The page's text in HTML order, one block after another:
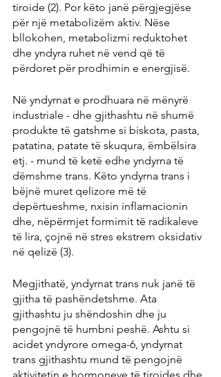
tiroide (2). Por këto janë përgjegjëse
për një metabolizëm aktiv. Nëse
bllokohen, metabolizmi reduktohet
dhe yndyra ruhet në vend që të
përdoret për prodhimin e energjisë.
Në yndyrnat e prodhuara në mënyrë
industriale - dhe gjithashtu në shumë
produkte të gatshme si biskota, pasta,
patatina, patate të skuqura, ëmbëlsira
etj. - mund të ketë edhe yndyrna të
dëmshme trans. Këto yndyrna trans i
bëjnë muret qelizore më të
depërtueshme, nxisin inflamacionin
dhe, nëpërmjet formimit të radikaleve
të lira, çojnë në stres ekstrem oksidativ
në qelizë (3).
Megjithatë, yndyrnat trans nuk janë të
gjitha të pashëndetshme. Ata
gjithashtu ju shëndoshin dhe ju
pengojnë të humbni peshë. Ashtu si
acidet yndyrore omega-6, yndyrnat
trans gjithashtu mund të pengojnë